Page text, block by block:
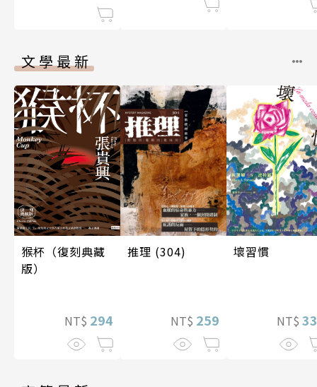
文學最新
猴杯（復刻典藏
版）
NT$ 294
推理 (304)
NT$ 259
壞習慣
NT$